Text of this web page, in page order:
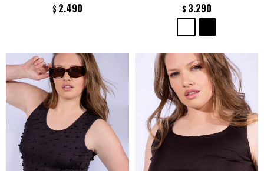
$ 2.490 $ 3.290